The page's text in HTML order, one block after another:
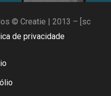
© Creatie | 2013 – [sc
de privacidade